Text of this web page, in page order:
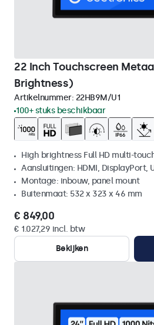
22 Inch Touchscreen
Brightness)
Artikelnummer: 22HB9M/U1
100+ stuks beschikbaar
High brightness Full HD multi-
Aansluitingen: HDMI, DisplayPort,
Montage: inbouw, panel mount
Buitenmaat: 532 x 323 x 46 mm
€ 849,00
€ 1.027,29 incl. btw
Bekijken